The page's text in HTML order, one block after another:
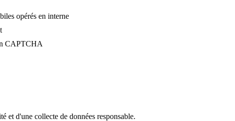
opérés en interne
CAPTCHA
et d'une collecte de données responsable.